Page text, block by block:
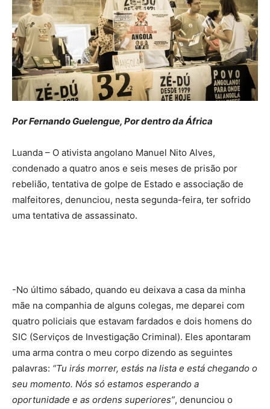
Por Fernando Guelengue, Por dentro da África
Luanda – O ativista angolano Manuel Nito Alves,
condenado a quatro anos e seis meses de prisão por
rebelião, tentativa de golpe de Estado e associação de
malfeitores, denunciou, nesta segunda-feira, ter sofrido
uma tentativa de assassinato.
-No último sábado, quando eu deixava a casa da minha
mãe na companhia de alguns colegas, me deparei com
quatro policiais que estavam fardados e dois homens do
SIC (Serviços de Investigação Criminal). Eles apontaram
uma arma contra o meu corpo dizendo as seguintes
palavras: “Tu irás morrer, estás na lista e está chegando o
seu momento. Nós só estamos esperando a
oportunidade e as ordens superiores”, denunciou o